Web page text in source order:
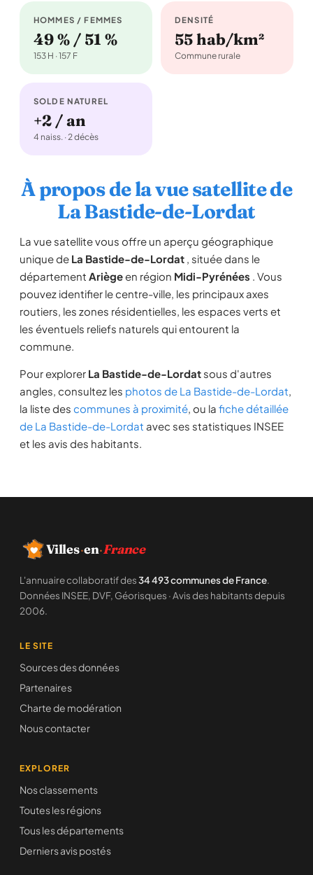
HOMMES / FEMMES
49 % / 51 %
153 H · 157 F
DENSITÉ
55 hab/km²
Commune rurale
SOLDE NATUREL
+2 / an
4 naiss. · 2 décès
À propos de la vue satellite de
La Bastide-de-Lordat
La vue satellite vous offre un aperçu géographique
unique de La Bastide-de-Lordat , située dans le
département Ariègeen région Midi-Pyrénées . Vous
pouvez identifier le centre-ville, les principaux axes
routiers, les zones résidentielles, les espaces verts et
les éventuels reliefs naturels qui entourent la
commune.
Pour explorer La Bastide-de-Lordat sous d'autres
angles, consultez les photos de La Bastide-de-Lordat,
la liste des communes à proximité, ou la fiche détaillée
de La Bastide-de-Lordat avec ses statistiques INSEE
et les avis des habitants.
Villes·en·France
L'annuaire collaboratif des34 493 communes de France.
Données INSEE, DVF, Géorisques · Avis des habitants depuis
2006.
LE SITE
Sources des données
Partenaires
Charte de modération
Nous contacter
EXPLORER
Nos classements
Toutes les régions
Tous les départements
Derniers avis postés